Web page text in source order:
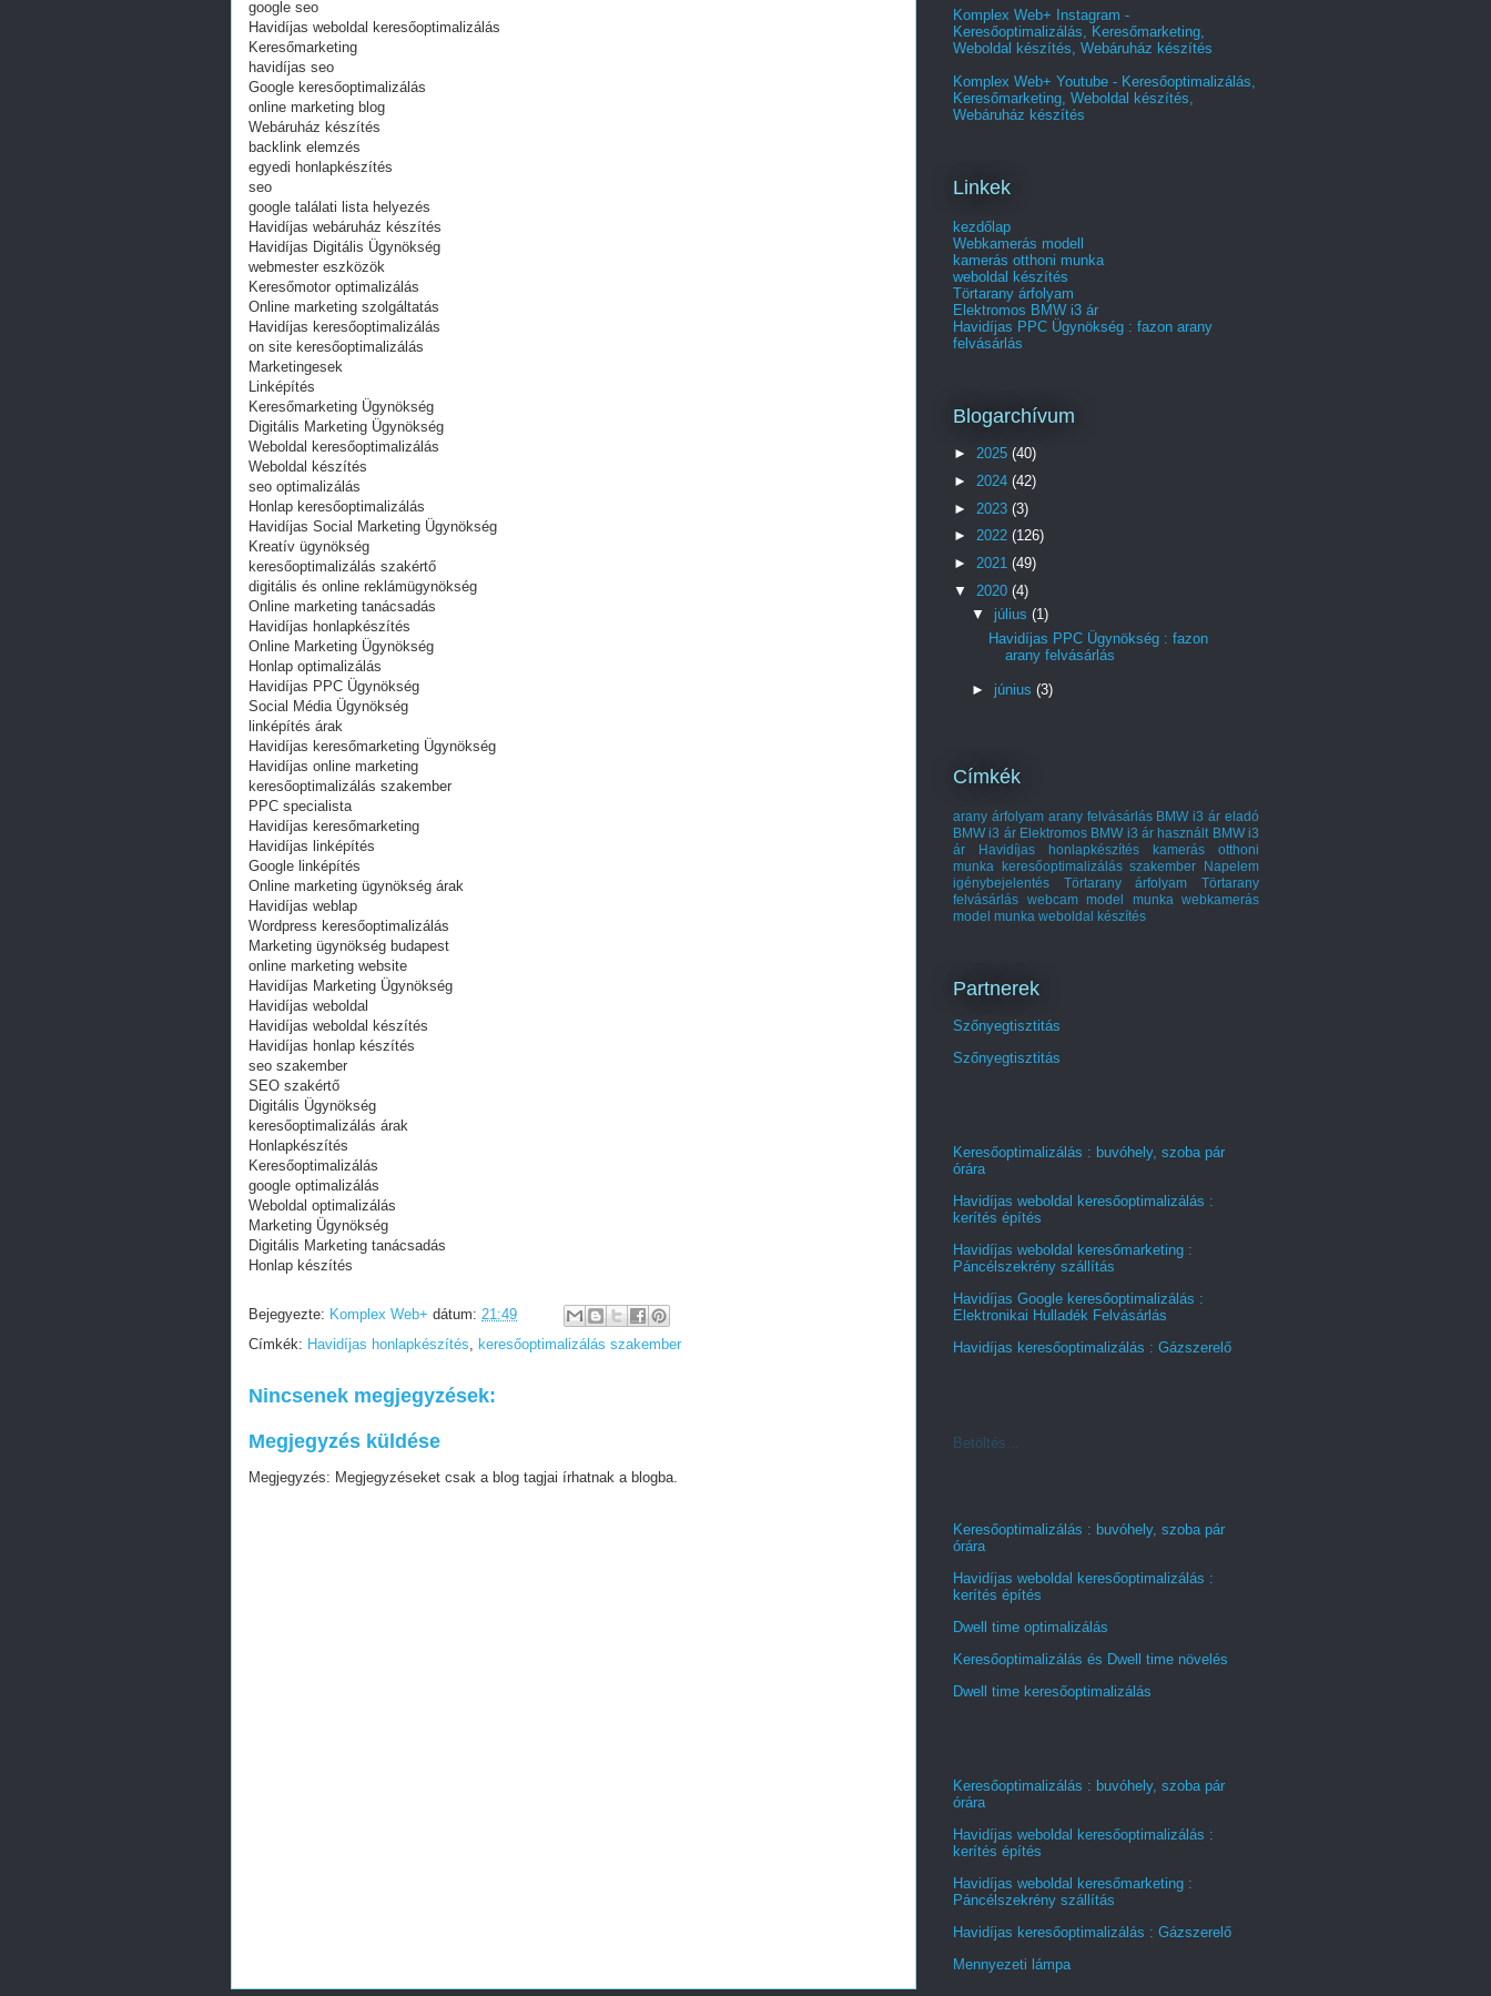
google seo
Havidíjas weboldal keresőoptimalizálás
Keresőmarketing
havidíjas seo
Google keresőoptimalizálás
online marketing blog
Webáruház készítés
backlink elemzés
egyedi honlapkészítés
seo
google találati lista helyezés
Havidíjas webáruház készítés
Havidíjas Digitális Ügynökség
webmester eszközök
Keresőmotor optimalizálás
Online marketing szolgáltatás
Havidíjas keresőoptimalizálás
on site keresőoptimalizálás
Marketingesek
Linképítés
Keresőmarketing Ügynökség
Digitális Marketing Ügynökség
Weboldal keresőoptimalizálás
Weboldal készítés
seo optimalizálás
Honlap keresőoptimalizálás
Havidíjas Social Marketing Ügynökség
Kreatív ügynökség
keresőoptimalizálás szakértő
digitális és online reklámügynökség
Online marketing tanácsadás
Havidíjas honlapkészítés
Online Marketing Ügynökség
Honlap optimalizálás
Havidíjas PPC Ügynökség
Social Média Ügynökség
linképítés árak
Havidíjas keresőmarketing Ügynökség
Havidíjas online marketing
keresőoptimalizálás szakember
PPC specialista‎
Havidíjas keresőmarketing
Havidíjas linképítés
Google linképítés
Online marketing ügynökség árak
Havidíjas weblap
Wordpress keresőoptimalizálás
Marketing ügynökség budapest
online marketing website
Havidíjas Marketing Ügynökség
Havidíjas weboldal
Havidíjas weboldal készítés
Havidíjas honlap készítés
seo szakember
SEO szakértő
Digitális Ügynökség
keresőoptimalizálás árak
Honlapkészítés
Keresőoptimalizálás
google optimalizálás
Weboldal optimalizálás
Marketing Ügynökség
Digitális Marketing tanácsadás
Honlap készítés
Bejegyezte: Komplex Web+ dátum: 21:49
Címkék: Havidíjas honlapkészítés, keresőoptimalizálás szakember
Nincsenek megjegyzések:
Megjegyzés küldése
Megjegyzés: Megjegyzéseket csak a blog tagjai írhatnak a blogba.
Komplex Web+ Instagram -
Keresőoptimalizálás, Keresőmarketing,
Weboldal készítés, Webáruház készítés
Komplex Web+ Youtube - Keresőoptimalizálás,
Keresőmarketing, Weboldal készítés,
Webáruház készítés
Linkek
kezdőlap
Webkamerás modell
kamerás otthoni munka
weboldal készítés
Törtarany árfolyam
Elektromos BMW i3 ár
Havidíjas PPC Ügynökség : fazon arany
felvásárlás
Blogarchívum
► 2025 (40)
► 2024 (42)
► 2023 (3)
► 2022 (126)
► 2021 (49)
▼ 2020 (4)
▼ július (1)
Havidíjas PPC Ügynökség : fazon
arany felvásárlás
► június (3)
Címkék
arany árfolyam arany felvásárlás BMW i3 ár eladó
BMW i3 ár Elektromos BMW i3 ár használt BMW i3
ár
Havidíjas honlapkészítés
kamerás otthoni
munka
keresőoptimalizálás szakember
Napelem
igénybejelentés
Törtarany árfolyam
Törtarany
felvásárlás
webcam model munka
webkamerás
model munka weboldal készítés
Partnerek
Szőnyegtisztitás
Szőnyegtisztitás
Keresőoptimalizálás : buvóhely, szoba pár
órára
Havidíjas weboldal keresőoptimalizálás :
kerítés építés
Havidíjas weboldal keresőmarketing :
Páncélszekrény szállítás
Havidíjas Google keresőoptimalizálás :
Elektronikai Hulladék Felvásárlás
Havidíjas keresőoptimalizálás : Gázszerelő
Betöltés...
Keresőoptimalizálás : buvóhely, szoba pár
órára
Havidíjas weboldal keresőoptimalizálás :
kerítés építés
Dwell time optimalizálás
Keresőoptimalizálás és Dwell time növelés
Dwell time keresőoptimalizálás
Keresőoptimalizálás : buvóhely, szoba pár
órára
Havidíjas weboldal keresőoptimalizálás :
kerítés építés
Havidíjas weboldal keresőmarketing :
Páncélszekrény szállítás
Havidíjas keresőoptimalizálás : Gázszerelő
Mennyezeti lámpa